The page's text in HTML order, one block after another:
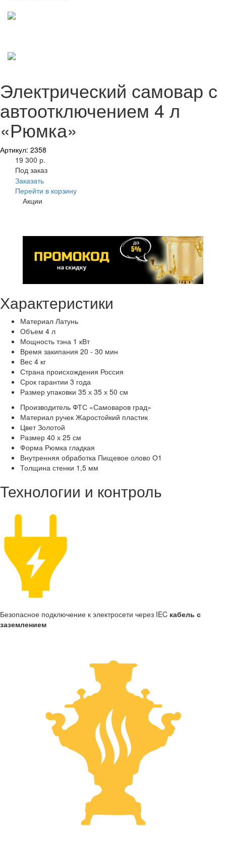
Электрический самовар с
автоотключением 4 л
«Рюмка»
Артикул: 2358
19 300 р.
Под заказ
Заказать
Перейти в корзину
Акции
Характеристики
Материал Латунь
Объем 4 л
Мощность тэна 1 кВт
Время закипания 20 - 30 мин
Вес 4 кг
Страна происхождения Россия
Срок гарантии 3 года
Размер упаковки 35 х 35 х 50 см
Производитель ФТС «Самоваров град»
Материал ручек Жаростойкий пластик
Цвет Золотой
Размер 40 х 25 см
Форма Рюмка гладкая
Внутренняя обработка Пищевое олово О1
Толщина стенки 1,5 мм
Технологии и контроль
Безопасное подключение к электросети через IEC кабель с
заземлением